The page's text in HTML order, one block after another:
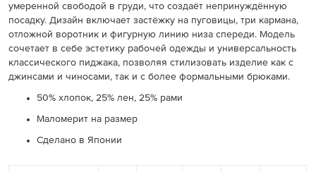
умеренной свободой в груди, что создаёт непринуждённую
посадку. Дизайн включает застёжку на пуговицы, три кармана,
отложной воротник и фигурную линию низа спереди. Модель
сочетает в себе эстетику рабочей одежды и универсальность
классического пиджака, позволяя стилизовать изделие как с
джинсами и чиносами, так и с более формальными брюками.
50% хлопок, 25% лен, 25% рами
Маломерит на размер
Сделано в Японии